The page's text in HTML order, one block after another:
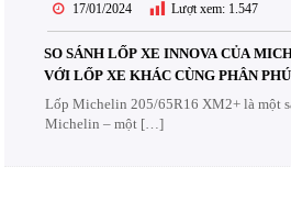
17/01/2024 Lượt xem: 1.547
SO SÁNH LỐP XE INNOVA CỦA
VỚI LỐP XE KHÁC CÙNG PHÂN
Lốp Michelin 205/65R16 XM2+ là một
Michelin – một […]